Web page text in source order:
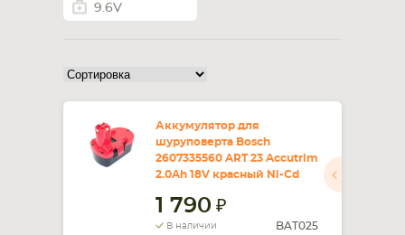
9.6V
Аккумулятор для
шуруповерта Bosch
2607335560 ART 23 Accutrim
2.0Ah 18V красный Ni-Cd
1 790
В наличии BAT025